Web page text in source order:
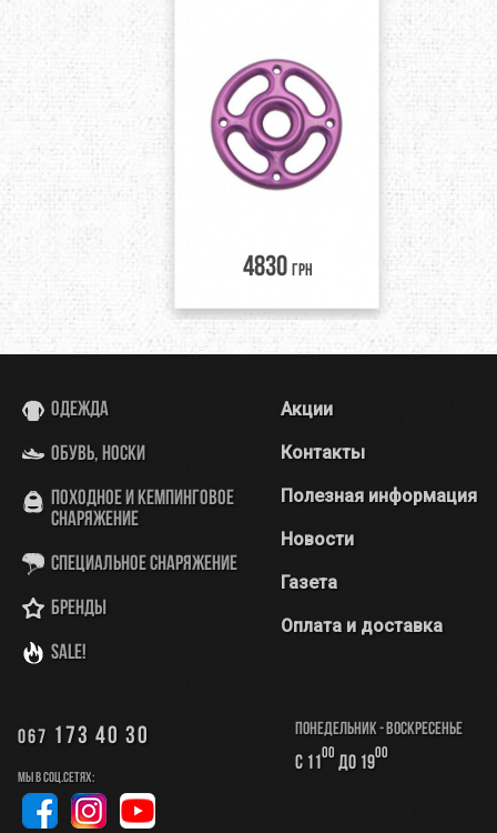
4830 грн
Одежда
Обувь, носки
Походное и кемпинговое
снаряжение
Специальное снаряжение
Бренды
SALE!
Акции
Контакты
Полезная информация
Новости
Газета
Оплата и доставка
067 173 40 30
Мы в соц.сетях:
Понедельник - Воскресенье
с 1100 до 1900